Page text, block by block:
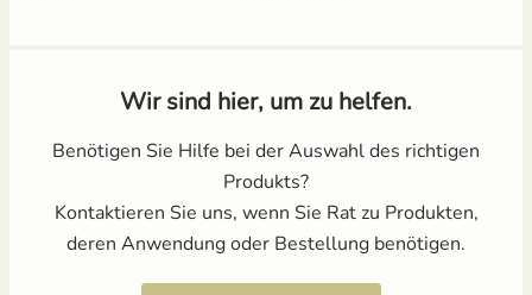
Wir sind hier, um zu helfen.
Benötigen Sie Hilfe bei der Auswahl des richtigen
Produkts?
Kontaktieren Sie uns, wenn Sie Rat zu Produkten,
deren Anwendung oder Bestellung benötigen.